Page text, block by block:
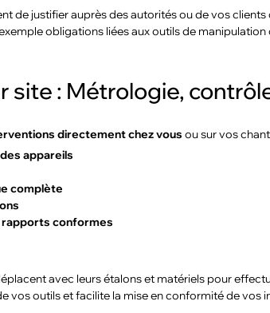
de justifier auprès des autorités ou de vos
obligations liées aux outils de
site : Métrologie,
directement chez vous ou sur vos
appareils
complète
conformes
avec leurs étalons et matériels pour
vos outils et facilite la mise en conformité de vos